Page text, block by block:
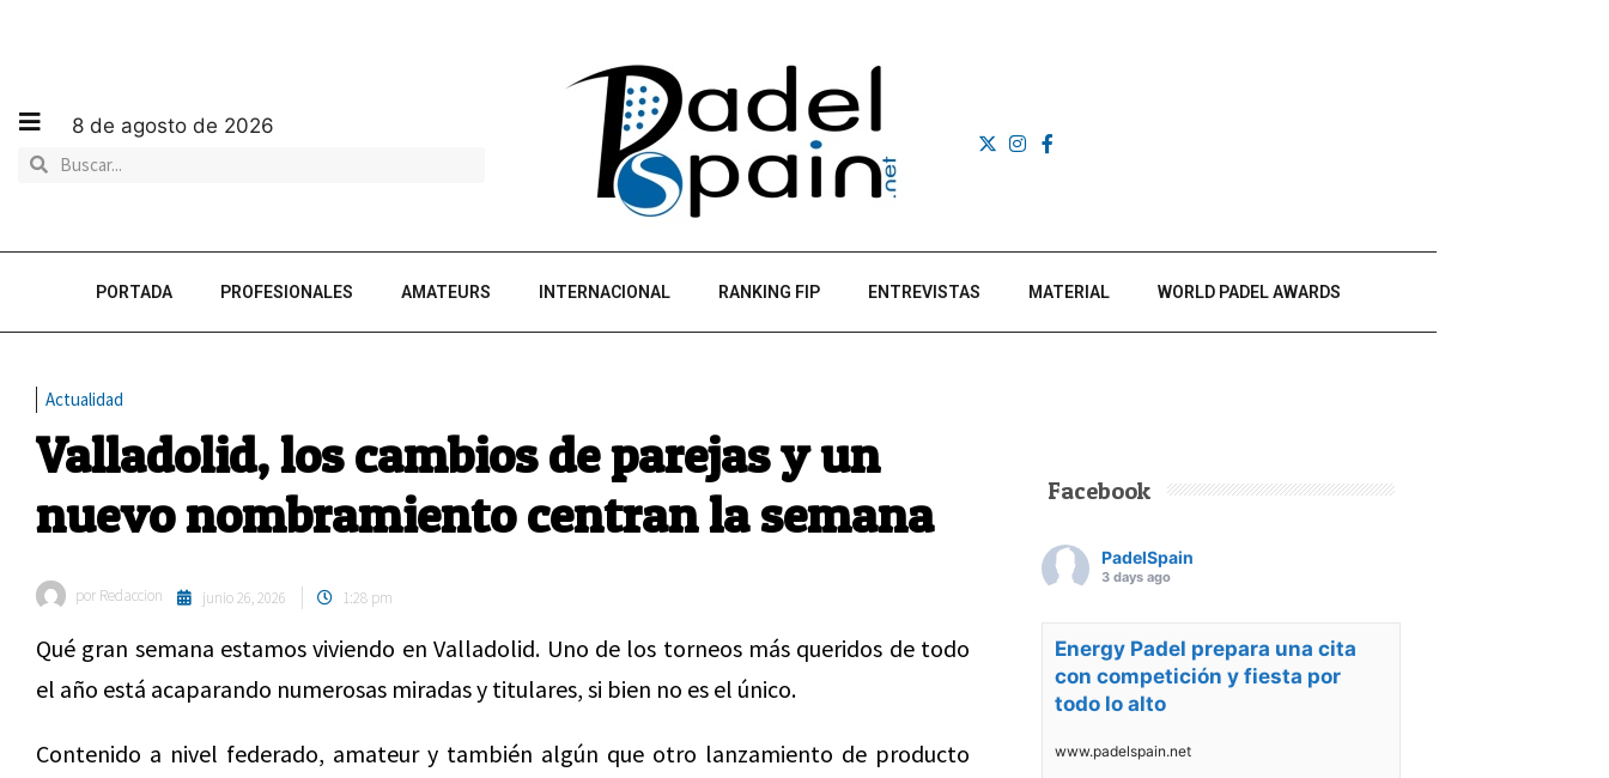
8 de agosto de 2026
PORTADA PROFESIONALES AMATEURS INTERNACIONAL RANKING FIP ENTREVISTAS MATERIAL WORLD PADEL AWARDS
Actualidad
Valladolid, los cambios de parejas y un
nuevo nombramiento centran la semana
por Redaccion junio 26, 2026 1:28 pm
Qué gran semana estamos viviendo en Valladolid. Uno de los torneos más queridos de todo
el año está acaparando numerosas miradas y titulares, si bien no es el único.
Contenido a nivel federado, amateur y también algún que otro lanzamiento de producto
Facebook
PadelSpain
3 days ago
Energy Padel prepara una cita
con competición y fiesta por
todo lo alto
www.padelspain.net